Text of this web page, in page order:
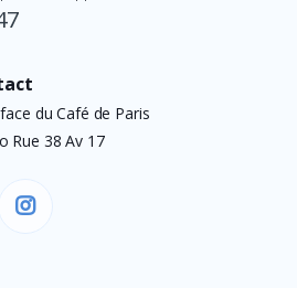
du Café de Paris
Rue 38 Av 17